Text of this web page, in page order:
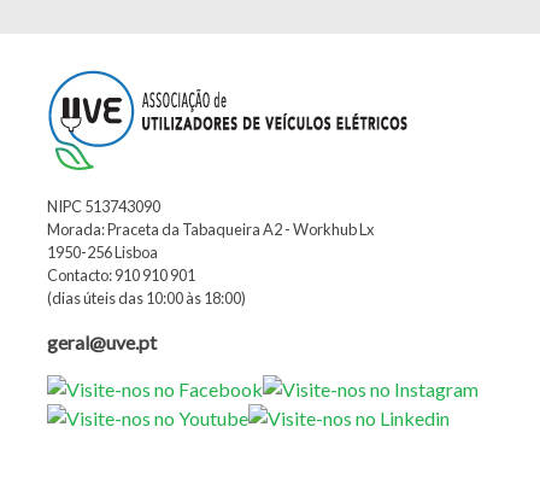
NIPC 513743090
Morada: Praceta da Tabaqueira A2 - Workhub Lx
1950-256 Lisboa
Contacto: 910 910 901
(dias úteis das 10:00 às 18:00)
geral@uve.pt